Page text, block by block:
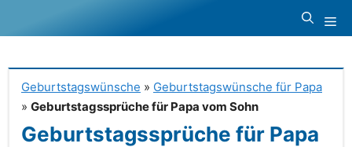
Inhalt
Geburtstagswünsche » Geburtstagswünsche für Papa
» Geburtstagssprüche für Papa vom Sohn
Geburtstagssprüche für Papa